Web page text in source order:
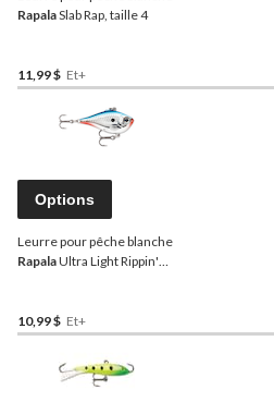
RapalaSlab Rap, taille 4
11,99 $ Et+
Options
Leurre pour pêche blanche
RapalaUltra Light Rippin'
10,99 $ Et+